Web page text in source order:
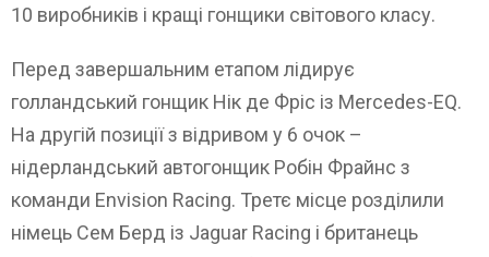
10 виробників і кращі гонщики світового класу.
Перед завершальним етапом лідирує
голландський гонщик Нік де Фріс із Mercedes-EQ.
На другій позиції з відривом у 6 очок –
нідерландський автогонщик Робін Фрайнс з
команди Envision Racing. Третє місце розділили
німець Сем Берд із Jaguar Racing і британець